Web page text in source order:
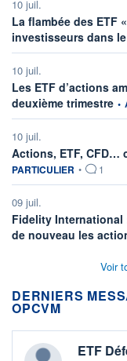
10 juil.
La flambée des ETF
investisseurs dans
10 juil.
Les ETF d’actions
deuxième trimestre •
10 juil.
Actions, ETF, CFD…
PARTICULIER • 1
09 juil.
Fidelity
de nouveau les
Voir
DERNIERS
OPCVM
ETF